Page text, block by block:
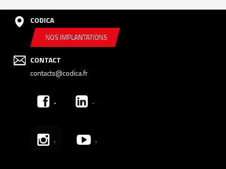
CODICA
NOS IMPLANTATIONS
CONTACT
contacts@codica.fr
. .
. .